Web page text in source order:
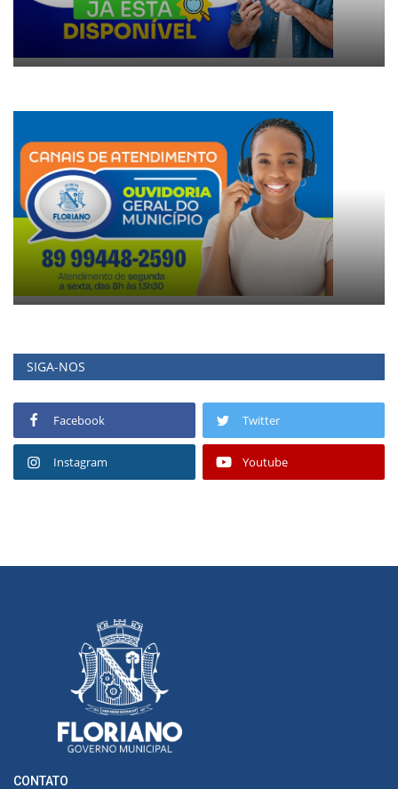
SIGA-NOS
Facebook Twitter
Instagram Youtube
CONTATO